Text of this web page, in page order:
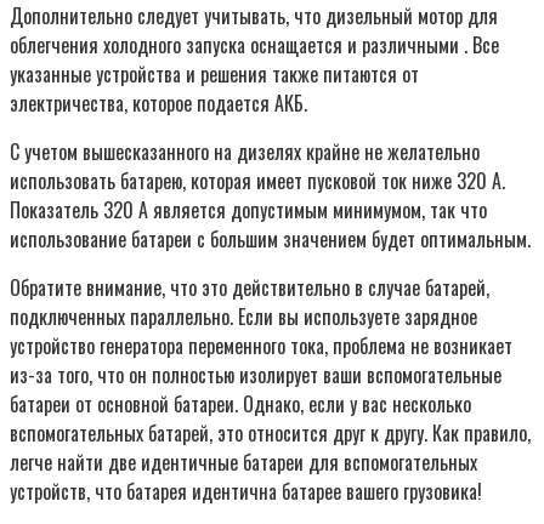
Дополнительно следует учитывать, что дизельный мотор для
облегчения холодного запуска оснащается и различными . Все
указанные устройства и решения также питаются от
электричества, которое подается АКБ.
С учетом вышесказанного на дизелях крайне не желательно
использовать батарею, которая имеет пусковой ток ниже 320 А.
Показатель 320 А является допустимым минимумом, так что
использование батареи с большим значением будет оптимальным.
Обратите внимание, что это действительно в случае батарей,
подключенных параллельно. Если вы используете зарядное
устройство генератора переменного тока, проблема не возникает
из-за того, что он полностью изолирует ваши вспомогательные
батареи от основной батареи. Однако, если у вас несколько
вспомогательных батарей, это относится друг к другу. Как правило,
легче найти две идентичные батареи для вспомогательных
устройств, что батарея идентична батарее вашего грузовика!